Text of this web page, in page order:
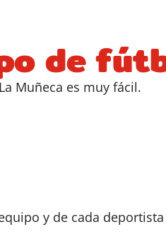
de
Muñeca es muy fácil.
y de cada